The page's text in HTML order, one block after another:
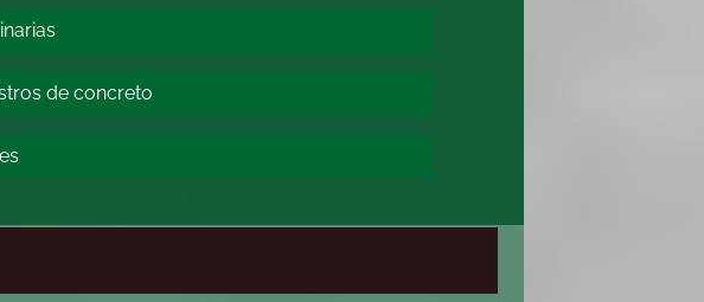
de concreto